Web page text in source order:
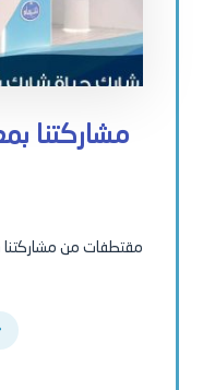
مشاركتنا
مقتطفات من